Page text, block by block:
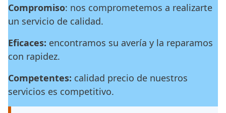
Compromiso: nos comprometemos a realizarte
un servicio de calidad.
Eficaces: encontramos su avería y la reparamos
con rapidez.
Competentes: calidad precio de nuestros
servicios es competitivo.